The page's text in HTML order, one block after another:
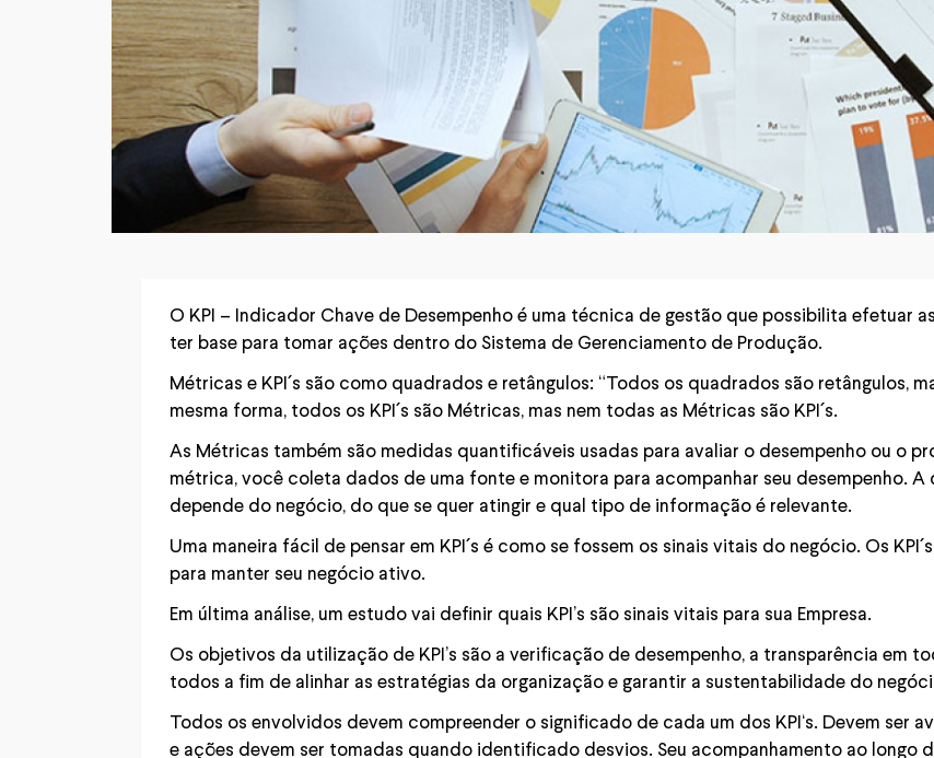
O KPI – Indicador Chave de Desempenho é uma técnica de gestão que possibilita efetuar
ter base para tomar ações dentro do Sistema de Gerenciamento de Produção.
Métricas e KPI´s são como quadrados e retângulos: “Todos os quadrados são retângulos,
mesma forma, todos os KPI´s são Métricas, mas nem todas as Métricas são KPI´s.
As Métricas também são medidas quantificáveis usadas para avaliar o desempenho ou o
métrica, você coleta dados de uma fonte e monitora para acompanhar seu desempenho. A
depende do negócio, do que se quer atingir e qual tipo de informação é relevante.
Uma maneira fácil de pensar em KPI´s é como se fossem os sinais vitais do negócio. Os
para manter seu negócio ativo.
Em última análise, um estudo vai definir quais KPI’s são sinais vitais para sua Empresa.
Os objetivos da utilização de KPI’s são a verificação de desempenho, a transparência em
todos a fim de alinhar as estratégias da organização e garantir a sustentabilidade do
Todos os envolvidos devem compreender o significado de cada um dos KPI‘s. Devem ser
e ações devem ser tomadas quando identificado desvios. Seu acompanhamento ao